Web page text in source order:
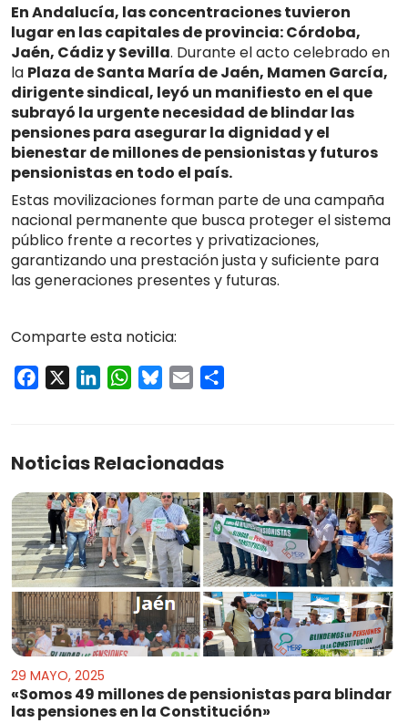
En Andalucía, las concentraciones tuvieron
lugar en las capitales de provincia: Córdoba,
Jaén, Cádiz y Sevilla. Durante el acto celebrado en
la Plaza de Santa María de Jaén, Mamen García,
dirigente sindical, leyó un manifiesto en el que
subrayó la urgente necesidad de blindar las
pensiones para asegurar la dignidad y el
bienestar de millones de pensionistas y futuros
pensionistas en todo el país.
Estas movilizaciones forman parte de una campaña
nacional permanente que busca proteger el sistema
público frente a recortes y privatizaciones,
garantizando una prestación justa y suficiente para
las generaciones presentes y futuras.
Comparte esta noticia:
Facebook LinkedInWhatsApp
Bluesky
Email
Noticias Relacionadas
29 MAYO, 2025
«Somos 49 millones de pensionistas para blindar
las pensiones en la Constitución»